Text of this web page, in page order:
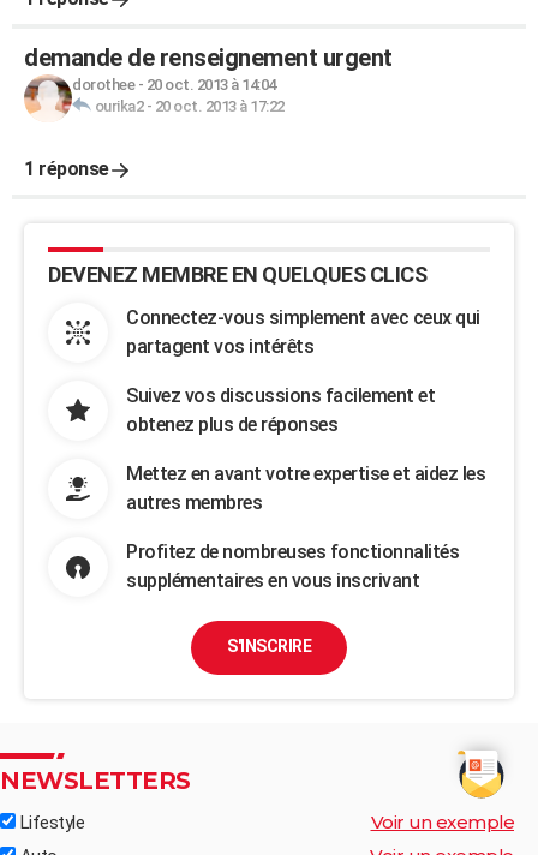
demande de renseignement urgent
dorothee- 20 oct. 2013 à 14:04
ourika2- 20 oct. 2013 à 17:22
1 réponse
DEVENEZ MEMBRE EN QUELQUES CLICS
Connectez-vous simplement avec ceux qui
partagent vos intérêts
Suivez vos discussions facilement et
obtenez plus de réponses
Mettez en avant votre expertise et aidez les
autres membres
Profitez de nombreuses fonctionnalités
supplémentaires en vous inscrivant
S'INSCRIRE
NEWSLETTERS
Lifestyle Voir un exemple